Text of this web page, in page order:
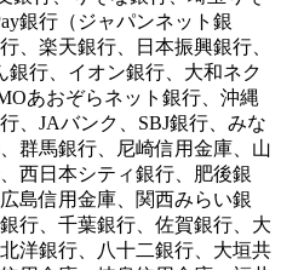
銀行（ジャパンネット銀
、楽天銀行、日本振興銀行、
銀行、イオン銀行、大和ネク
あおぞらネット銀行、沖縄
、JAバンク、SBJ銀行、みな
群馬銀行、尼崎信用金庫、山
西日本シティ銀行、肥後銀
島信用金庫、関西みらい銀
行、千葉銀行、佐賀銀行、大
洋銀行、八十二銀行、大垣共